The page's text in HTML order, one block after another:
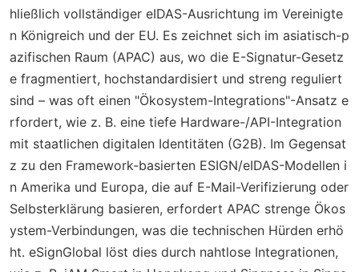
hließlich vollständiger eIDAS-Ausrichtung im Vereinigte
n Königreich und der EU. Es zeichnet sich im asiatisch-p
azifischen Raum (APAC) aus, wo die E-Signatur-Gesetz
e fragmentiert, hochstandardisiert und streng reguliert
sind – was oft einen "Ökosystem-Integrations"-Ansatz e
rfordert, wie z. B. eine tiefe Hardware-/API-Integration
mit staatlichen digitalen Identitäten (G2B). Im Gegensat
z zu den Framework-basierten ESIGN/eIDAS-Modellen i
n Amerika und Europa, die auf E-Mail-Verifizierung oder
Selbsterklärung basieren, erfordert APAC strenge Ökos
ystem-Verbindungen, was die technischen Hürden erhö
ht. eSignGlobal löst dies durch nahtlose Integrationen,